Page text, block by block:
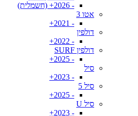
- 2026+ (חשמלית)
אטו 3
- 2021+
דולפין
- 2022+
דולפין SURF
- 2025+
סיל
- 2023+
סיל 5
- 2025+
סיל U
- 2023+